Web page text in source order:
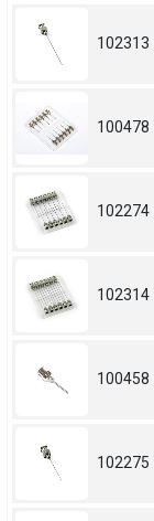
102313
100478
102274
102314
100458
102275